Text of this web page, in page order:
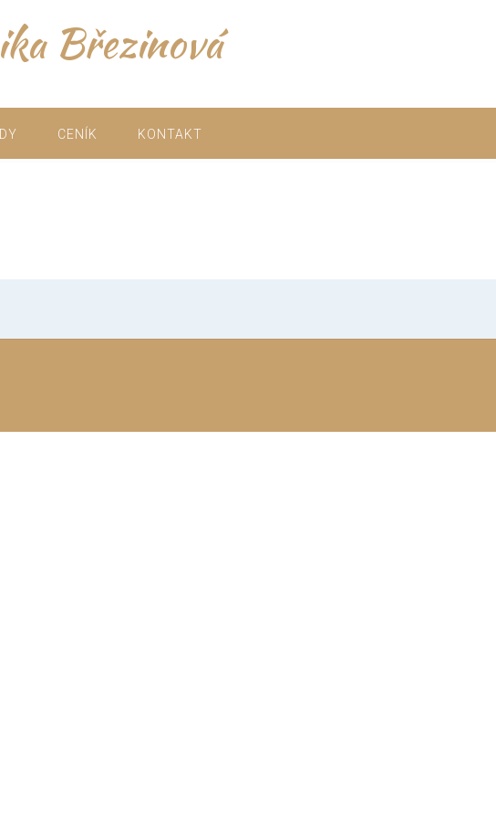
Březinová
CENÍK KONTAKT